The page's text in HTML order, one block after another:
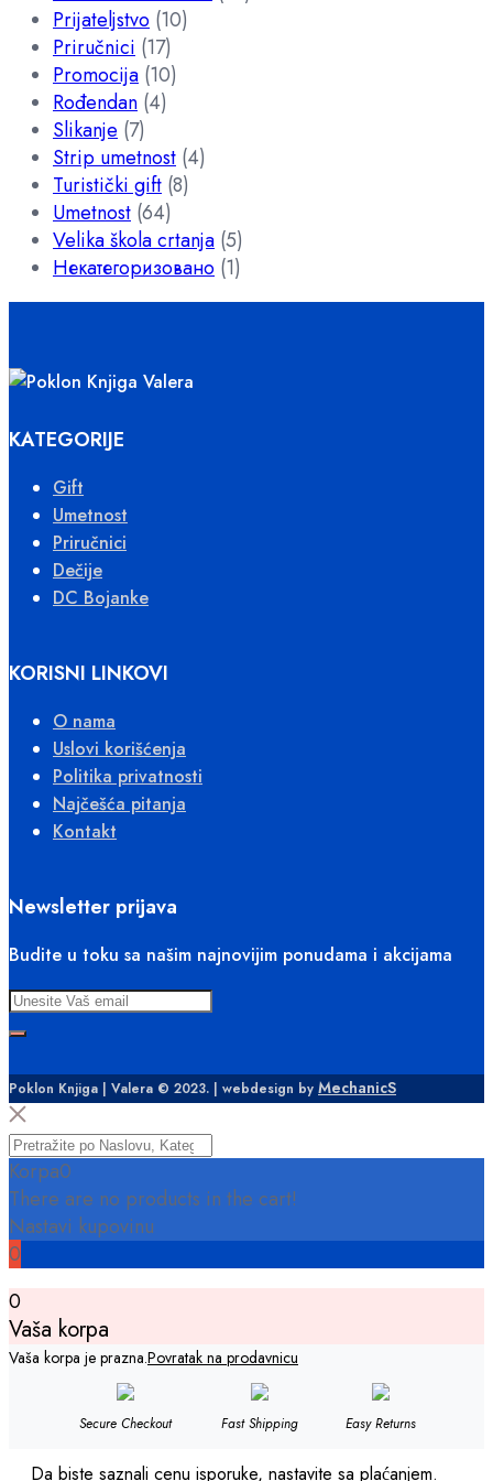
Prijateljstvo (10)
Priručnici (17)
Promocija (10)
Rođendan (4)
Slikanje (7)
Strip umetnost (4)
Turistički gift (8)
Umetnost (64)
Velika škola crtanja (5)
Некатегоризовано (1)
KATEGORIJE
Gift
Umetnost
Priručnici
Dečije
DC Bojanke
KORISNI LINKOVI
O nama
Uslovi korišćenja
Politika privatnosti
Najčešća pitanja
Kontakt
Newsletter prijava
Budite u toku sa našim najnovijim ponudama i akcijama
Poklon Knjiga | Valera © 2023. | webdesign by MechanicS
Korpa0
There are no products in the cart!
Nastavi kupovinu
0
0
Vaša korpa
Vaša korpa je prazna.Povratak na prodavnicu
Secure Checkout Fast Shipping Easy Returns
Da biste saznali cenu isporuke, nastavite sa plaćanjem.